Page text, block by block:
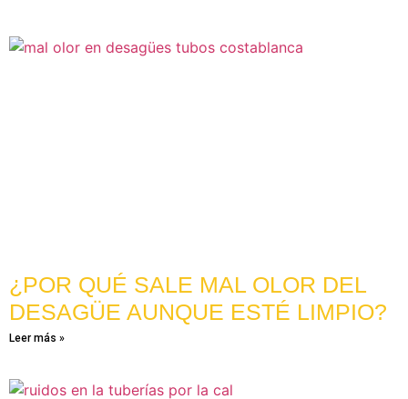
¿POR QUÉ SALE MAL OLOR DEL
DESAGÜE AUNQUE ESTÉ LIMPIO?
Leer más »